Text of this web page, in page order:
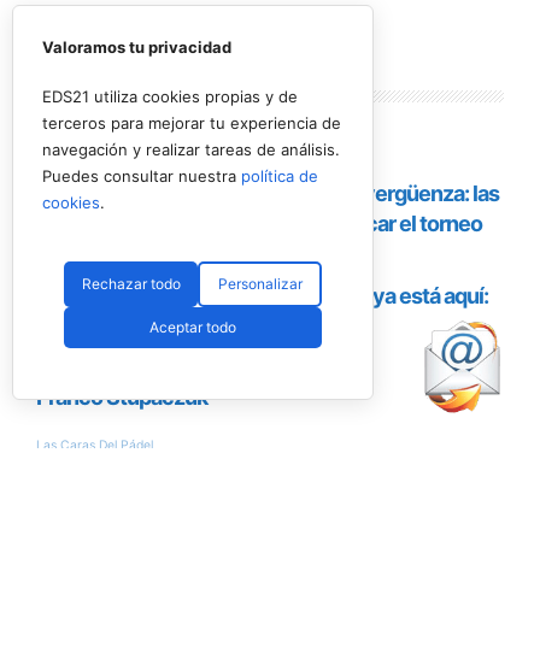
Lo másleído
Valoramos tu privacidad
EDS21 utiliza cookies propias y de
terceros para mejorar tu experiencia de
navegación y realizar tareas de análisis.
Puedes consultar nuestra política de
cookies.
Rechazar todo Personalizar
Aceptar todo